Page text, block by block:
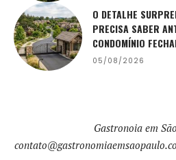
O DETALHE
PRECISA SABER
CONDOMÍNIO
05/08/2026
Gastronoia em